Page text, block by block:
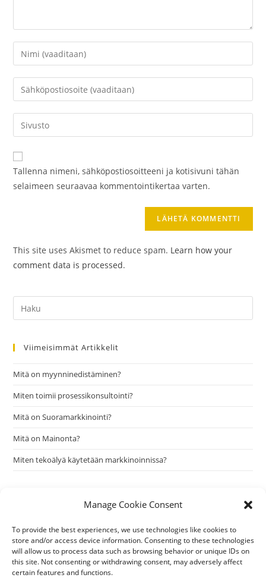
Manage Cookie Consent
To provide the best experiences, we use technologies like cookies to
store and/or access device information. Consenting to these technologies
will allow us to process data such as browsing behavior or unique IDs on
this site. Not consenting or withdrawing consent, may adversely affect
certain features and functions.
Kirjoita
nimesi
tai
käyttäjätunnuksesi
Kirjoita
sähköpostiosoitteesi
kommentoidaksesi
Kirjoita
sivustosi
verkko-
osoite/URL
Tallenna nimeni, sähköpostiosoitteeni ja kotisivuni tähän
selaimeen seuraavaa kommentointikertaa varten.
This site uses Akismet to reduce spam. Learn how your
comment data is processed.
Search
this
Viimeisimmät Artikkelit
Mitä on myynninedistäminen?
Miten toimii prosessikonsultointi?
Mitä on Suoramarkkinointi?
Mitä on Mainonta?
Miten tekoälyä käytetään markkinoinnissa?